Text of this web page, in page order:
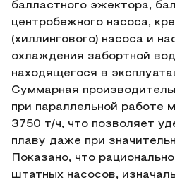
балластного эжектора,
центробежного насоса,
(хиллингового) насоса и
охлаждения забортной
находящегося в
Суммарная
при параллельной работе
3750 т/ч, что позволяет
плаву даже при
Показано, что
штатных насосов,